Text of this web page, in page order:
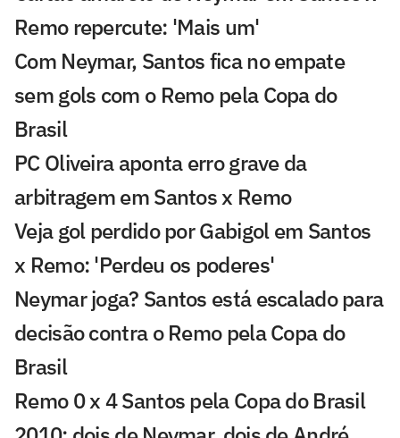
Remo repercute: 'Mais um'
Com Neymar, Santos fica no empate
sem gols com o Remo pela Copa do
Brasil
PC Oliveira aponta erro grave da
arbitragem em Santos x Remo
Veja gol perdido por Gabigol em Santos
x Remo: 'Perdeu os poderes'
Neymar joga? Santos está escalado para
decisão contra o Remo pela Copa do
Brasil
Remo 0 x 4 Santos pela Copa do Brasil